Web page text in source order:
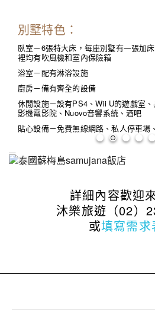
別墅特色：
臥室－6張特大床，每座別墅有一張加
裡均有吹風機和室內保險箱
浴室－配有淋浴設施
廚房－備有齊全的設備
休閒設施－設有PS4、Wii U的遊戲室
影機電影院、Nuovo音響系統、酒吧
貼心設備－免費無線網路、私人停車場
詳細內容歡迎
沐樂旅遊（02）
或填寫需求